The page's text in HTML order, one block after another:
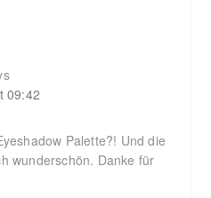
09:42
Palette?! Und die
wunderschön. Danke für